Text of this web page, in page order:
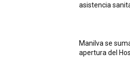
asistencia
Manilva se
apertura del